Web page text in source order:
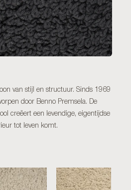
van stijl en structuur. Sinds 1969
door Benno Premsela. De
creëert een levendige, eigentijdse
tot leven komt.